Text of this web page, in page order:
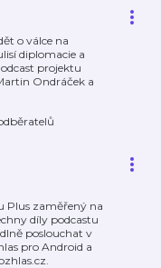
o válce na
diplomacie a
projektu
Ondráček a
Plus zaměřený na
díly podcastu
poslouchat v
pro Android a